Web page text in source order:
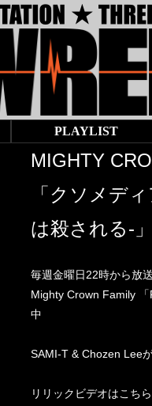
PLAYLIST
MIGHTY
「クソメデ
は殺される-」
毎週金曜日22時から放
Mighty Crown Family 「
中
SAMI-T & Chozen Lee
リリックビデオはこちら